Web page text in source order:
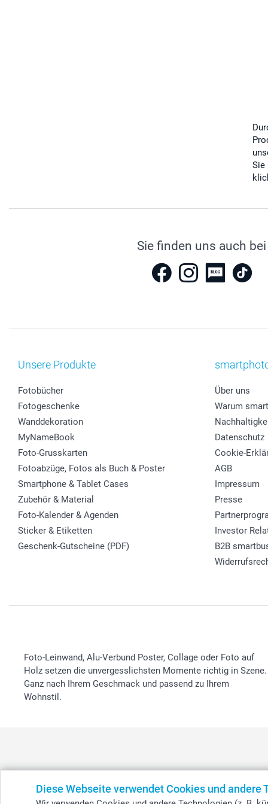
Diese Webseite verwendet Cookies und andere
Sie
Sie finden uns auch bei
Unsere Produkte
Fotobücher
Fotogeschenke
Wanddekoration
MyNameBook
Foto-Grusskarten
Fotoabzüge, Fotos als Buch & Poster
Smartphone & Tablet Cases
Zubehör & Material
Foto-Kalender & Agenden
Sticker & Etiketten
Geschenk-Gutscheine (PDF)
Über uns
Warum
Datenschutz
Cookie-
AGB
Impressum
Presse
Investor
B2B
Foto-Leinwand, Alu-Verbund Poster, Collage oder Foto auf
Holz setzen die unvergesslichsten Momente richtig in Szene.
Ganz nach Ihrem Geschmack und passend zu Ihrem
Wohnstil.